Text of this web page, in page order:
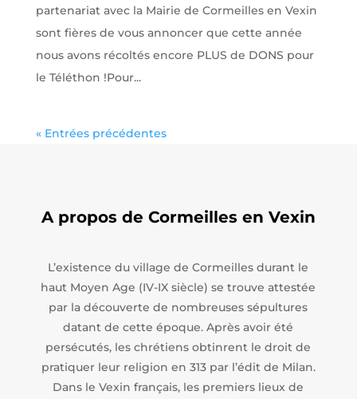
partenariat avec la Mairie de Cormeilles en Vexin
sont fières de vous annoncer que cette année
nous avons récoltés encore PLUS de DONS pour
le Téléthon !Pour...
« Entrées précédentes
A propos de Cormeilles en Vexin
L’existence du village de Cormeilles durant le
haut Moyen Age (IV-IX siècle) se trouve attestée
par la découverte de nombreuses sépultures
datant de cette époque. Après avoir été
persécutés, les chrétiens obtinrent le droit de
pratiquer leur religion en 313 par l’édit de Milan.
Dans le Vexin français, les premiers lieux de